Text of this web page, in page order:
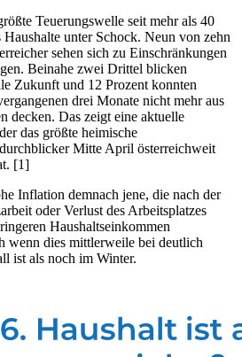
Teuerungswelle seit mehr als 40
Haushalte unter Schock. Neun von zehn
sehen sich zu Einschränkungen
Beinahe zwei Drittel blicken
Zukunft und 12 Prozent konnten
drei Monate nicht mehr aus
decken. Das zeigt eine aktuelle
das größte heimische
Mitte April österreichweit
[1]
Inflation demnach jene, die nach der
oder Verlust des Arbeitsplatzes
Haushaltseinkommen
wenn dies mittlerweile bei deutlich
ist als noch im Winter.